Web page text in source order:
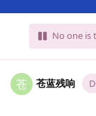
No one is
苍 苍蓝残响